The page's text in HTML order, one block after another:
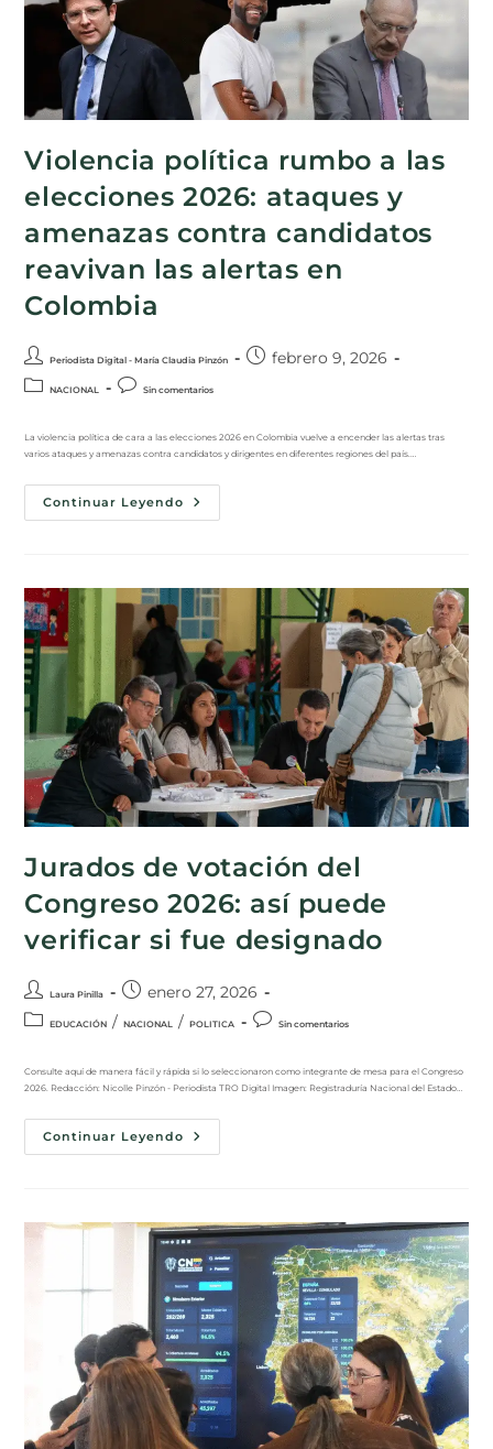
Violencia política rumbo a las
elecciones 2026: ataques y
amenazas contra candidatos
reavivan las alertas en
Colombia
Periodista Digital - María Claudia Pinzón febrero 9, 2026
NACIONAL Sin comentarios
La violencia política de cara a las elecciones 2026 en Colombia vuelve a encender las alertas tras
varios ataques y amenazas contra candidatos y dirigentes en diferentes regiones del país.…
Continuar Leyendo
Jurados de votación del
Congreso 2026: así puede
verificar si fue designado
Laura Pinilla enero 27, 2026
EDUCACIÓN / NACIONAL / POLITICA Sin comentarios
Consulte aquí de manera fácil y rápida si lo seleccionaron como integrante de mesa para el Congreso
2026. Redacción: Nicolle Pinzón - Periodista TRO Digital Imagen: Registraduría Nacional del Estado…
Continuar Leyendo